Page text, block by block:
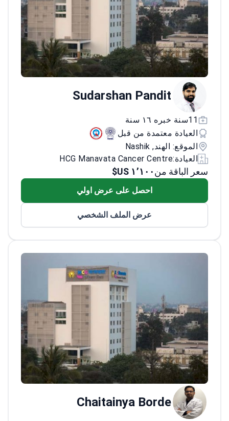
Sudarshan Pandit
11سنة خبره ١٦ سنة
العيادة معتمدة من قبل
الموقع: الهند, Nashik
العيادة:HCG Manavata Cancer Centre
سعر الباقة من١٬١٠٠ US$
احصل على عرض اولي
عرض الملف الشخصي
Chaitainya Borde